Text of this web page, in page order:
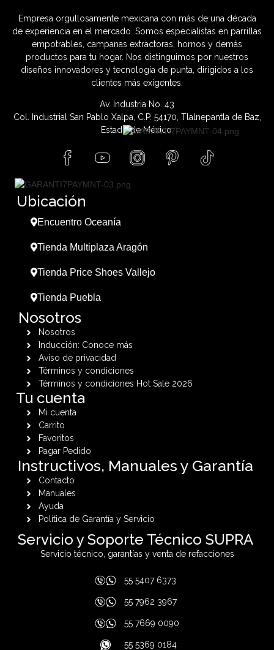
Empresa orgullosamente mexicana con más de una década
de experiencia en el mercado. Somos especialistas en parrillas
empotrables, campanas extractoras, hornos y demás
productos para tu hogar. Nos distinguimos por nuestros
diseños innovadores y tecnología de punta, dirigidos a los
clientes más exigentes.
Av. Industria No. 43
Col. Industrial San Pablo Xalpa, C.P. 54170, Tlalnepantla de Baz,
Estado de México.
Ubicación
Encuentro Oceanía
Tienda Multiplaza Aragón
Tienda Price Shoes Vallejo
Tienda Puebla
Nosotros
Nosotros
Inducción: Conoce más
Aviso de privacidad
Términos y condiciones
Términos y condiciones Hot Sale 2026
Tu cuenta
Mi cuenta
Carrito
Favoritos
Pagar Pedido
Instructivos, Manuales y Garantía
Contacto
Manuales
Ayuda
Política de Garantía y Servicio
Servicio y Soporte Técnico SUPRA
Servicio técnico, garantías y venta de refacciones
55 5407 6373
55 7962 3967
55 7669 0090
55 5369 0184